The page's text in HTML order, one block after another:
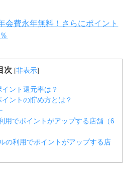
会費永年無料！さらにポイント
次 [非表示]
ント還元率は？
ントの貯め方とは？
用でポイントがアップする店舗（6
の利用でポイントがアップする店